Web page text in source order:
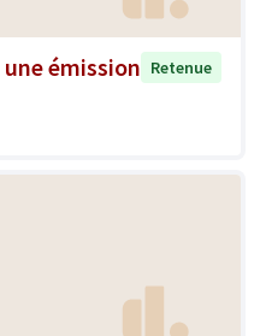
émission Retenue